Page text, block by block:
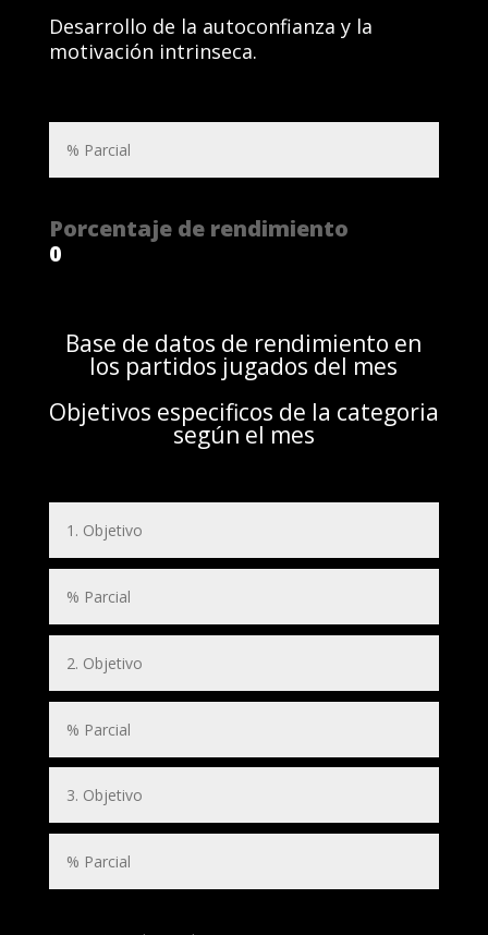
Desarrollo de la autoconfianza y la
motivación intrinseca.
Porcentaje de rendimiento
0
Base de datos de rendimiento en
los partidos jugados del mes
Objetivos especificos de la categoria
según el mes